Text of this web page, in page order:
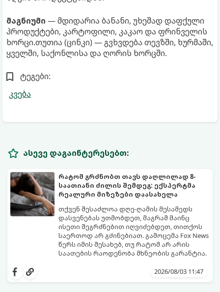
მაგნიუმი — მდიდარია ბანანი, უხეშად დაფქული
პროდუქტები, კარტოფილი, კაკაო და ფრინველის
ხორცი.თუთია (ცინკი) — გვხვდება თევზში, ხურმაში,
ყველში, საქონლისა და ღორის ხორცში.
ტეგები:
კვება
ასევე დაგაინტერესებთ:
რატომ გრძნობთ თავს დაღლილად 8-
საათიანი ძილის შემდეგ: ექსპერტმა
რეალური მიზეზები დაასახელა
თქვენ შესაძლოა დღე-ღამის მესამედს
დასვენებას უთმობდეთ, მაგრამ მაინც
ისეთი შეგრძნებით იღვიძებდეთ, თითქოს
საერთოდ არ გძინებიათ. გამოცემა Fox News
წერს იმის შესახებ, თუ რატომ არ არის
საათების რაოდენობა მხნეობის გარანტია.
2026/08/03 11:47